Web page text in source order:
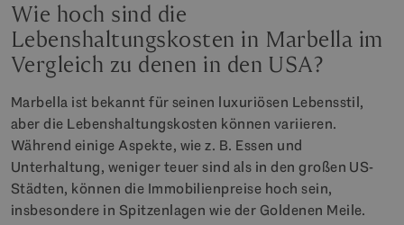
Wie hoch sind die
Lebenshaltungskosten in Marbella im
Vergleich zu denen in den USA?
Marbella ist bekannt für seinen luxuriösen Lebensstil,
aber die Lebenshaltungskosten können variieren.
Während einige Aspekte, wie z. B. Essen und
Unterhaltung, weniger teuer sind als in den großen US-
Städten, können die Immobilienpreise hoch sein,
insbesondere in Spitzenlagen wie der Goldenen Meile.